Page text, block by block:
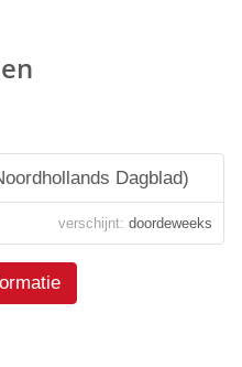
Dagblad)
verschijnt: doordeweeks